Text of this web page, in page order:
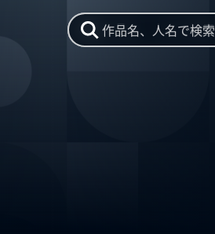
作品名、人名で検索